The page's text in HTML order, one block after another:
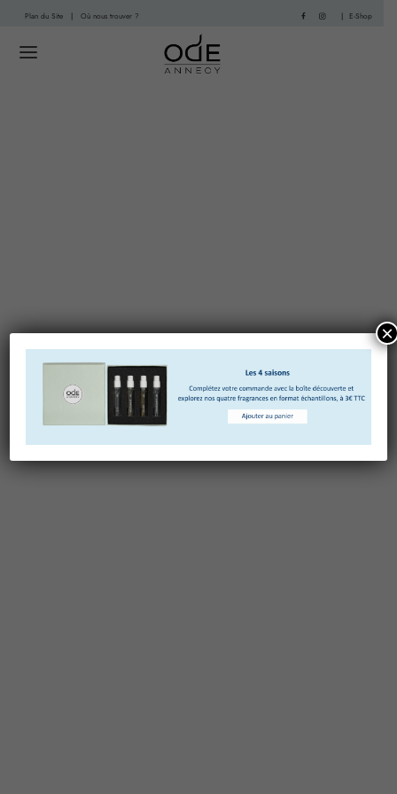
Plan du Site | Où nous trouver ? | E-Shop
×